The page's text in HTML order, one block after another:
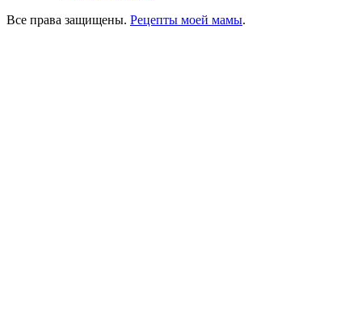
Все права защищены. Рецепты моей мамы.